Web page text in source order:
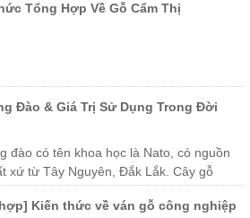
Tổng Hợp Về Gỗ Cẩm Thị
Đào & Giá Trị Sử Dụng Trong Đời
đào có tên khoa học là Nato, có nguồn
xứ từ Tây Nguyên, Đắk Lắk. Cây gỗ
miền Trung Việt Nam như Khánh Hòa,
Kiến thức về ván gỗ công nghiệp